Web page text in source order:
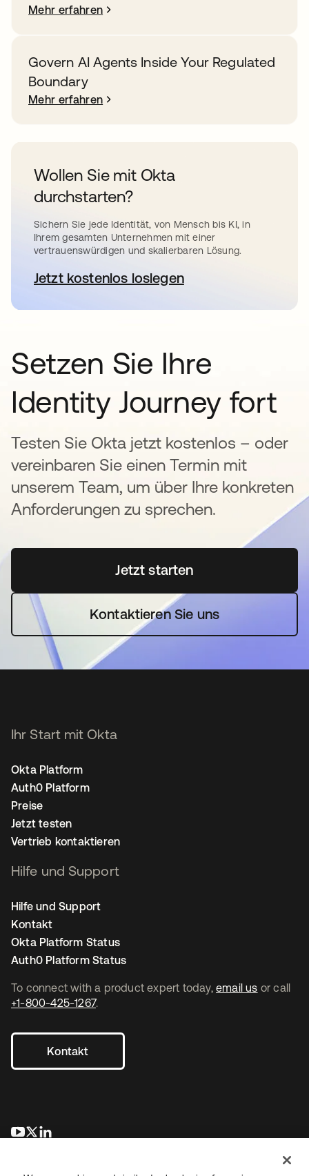
Mehr erfahren
Govern AI Agents Inside Your Regulated
Boundary
Mehr erfahren
Wollen Sie mit Okta
durchstarten?
Sichern Sie jede Identität, von Mensch bis KI, in
Ihrem gesamten Unternehmen mit einer
vertrauenswürdigen und skalierbaren Lösung.
Jetzt kostenlos loslegen
wird in einer neuen
Setzen Sie Ihre
Identity Journey fort
Testen Sie Okta jetzt kostenlos – oder
vereinbaren Sie einen Termin mit
unserem Team, um über Ihre konkreten
Anforderungen zu sprechen.
Jetzt startenwird in einer neuen
Kontaktieren Sie uns
To connect with a product expert today, email us or call
+1-800-425-1267.
Kontakt
wird in einer neuen Registerkarte geöffnet
wird in einer neuen Registerkarte geöffnet
Ihr Start mit Okta
Okta Platform
Auth0 Platform
Preise
Jetzt testen
Vertrieb kontaktieren
Hilfe und Support
Hilfe und Support
Kontakt
Okta Platform Status
Auth0 Platform Status